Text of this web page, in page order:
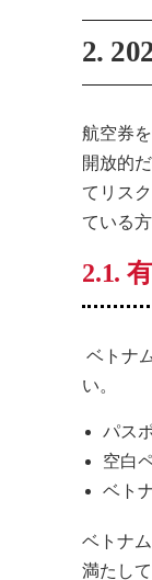
2.
航空券
開放的
てリス
ている
2.1.
ベトナ
い。
パス
空白
ベト
ベトナ
満たし